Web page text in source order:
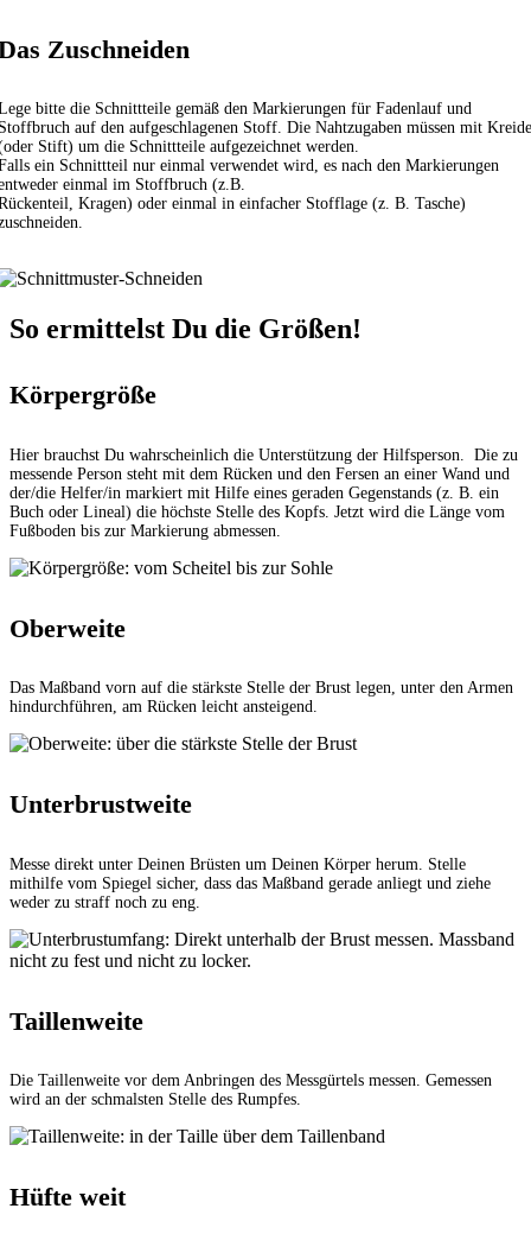
Zuschneiden
bitte die Schnittteile gemäß den Markierungen für Fadenlauf und
auf den aufgeschlagenen Stoff. Die Nahtzugaben müssen mit Kreide
Stift) um die Schnittteile aufgezeichnet werden.
ein Schnittteil nur einmal verwendet wird, es nach den Markierungen
einmal im Stoffbruch (z.B.
Kragen) oder einmal in einfacher Stofflage (z. B. Tasche)
So ermittelst Du die Größen!
Körpergröße
Hier brauchst Du wahrscheinlich die Unterstützung der Hilfsperson. Die zu
messende Person steht mit dem Rücken und den Fersen an einer Wand und
der/die Helfer/in markiert mit Hilfe eines geraden Gegenstands (z. B. ein
Buch oder Lineal) die höchste Stelle des Kopfs. Jetzt wird die Länge vom
Fußboden bis zur Markierung abmessen.
Oberweite
Das Maßband vorn auf die stärkste Stelle der Brust legen, unter den Armen
hindurchführen, am Rücken leicht ansteigend.
Unterbrustweite
Messe direkt unter Deinen Brüsten um Deinen Körper herum. Stelle
mithilfe vom Spiegel sicher, dass das Maßband gerade anliegt und ziehe
weder zu straff noch zu eng.
Taillenweite
Die Taillenweite vor dem Anbringen des Messgürtels messen. Gemessen
wird an der schmalsten Stelle des Rumpfes.
Hüfte weit